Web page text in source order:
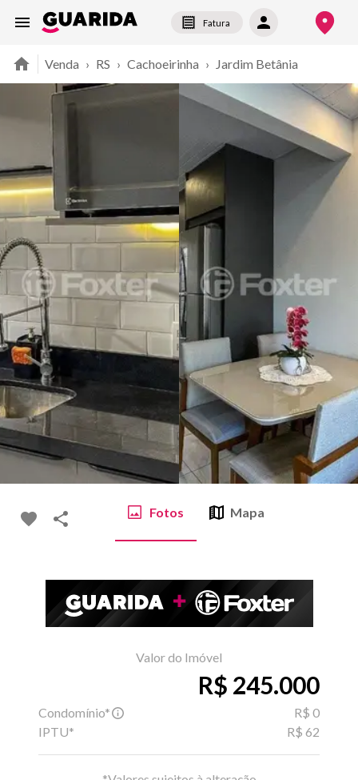
Fatura
Venda › RS › Cachoeirinha › Jardim Betânia
Fotos Mapa
Valor do Imóvel
R$ 245.000
Condomínio*
R$ 0
IPTU*
R$ 62